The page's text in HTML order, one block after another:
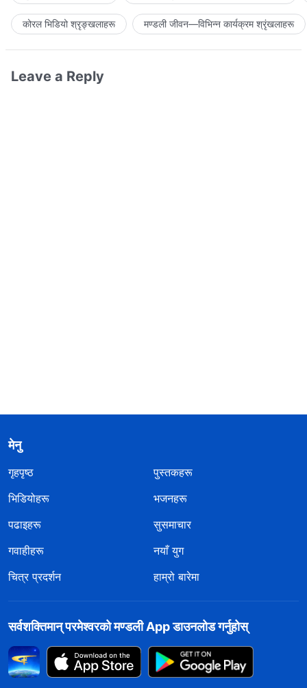
कोरल भिडियो श्रृङ्खलाहरू मण्डली जीवन—विभिन्‍न कार्यक्रम श्रृंखलाहरू
Leave a Reply
मेनु
गृहपृष्ठ
पुस्तकहरू
भिडियोहरू
भजनहरू
पढाइहरू
सुसमाचार
गवाहीहरू
नयाँ युग
चित्र प्रदर्शन
हाम्रो बारेमा
सर्वशक्तिमान्‌ परमेश्‍वरको मण्डली App डाउनलोड गर्नुहोस्